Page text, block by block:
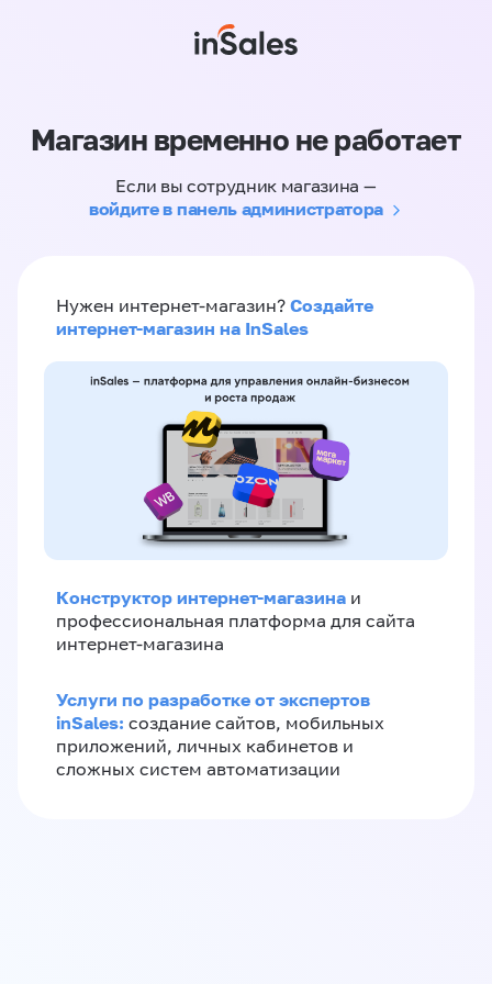
Магазин временно не работает
Если вы сотрудник магазина —
войдите в панель администратора
Нужен интернет-магазин? Создайте
интернет-магазин на InSales
Конструктор интернет-магазина и
профессиональная платформа для сайта
интернет-магазина
Услуги по разработке от экспертов
inSales: создание сайтов, мобильных
приложений, личных кабинетов и
сложных систем автоматизации